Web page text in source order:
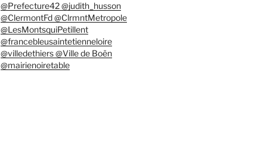
@Prefecture42 @judith_husson
@ClermontFd @ClrmntMetropole
@LesMontsquiPetillent
@francebleusaintetienneloire
@villedethiers @Ville de Boën
@mairienoiretable